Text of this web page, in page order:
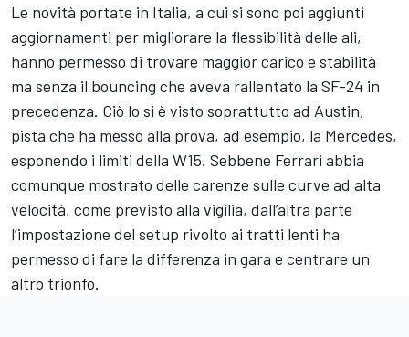
Le novità portate in Italia, a cui si sono poi aggiunti
aggiornamenti per migliorare la flessibilità delle ali,
hanno permesso di trovare maggior carico e stabilità
ma senza il bouncing che aveva rallentato la SF-24 in
precedenza. Ciò lo si è visto soprattutto ad Austin,
pista che ha messo alla prova, ad esempio, la Mercedes,
esponendo i limiti della W15. Sebbene Ferrari abbia
comunque mostrato delle carenze sulle curve ad alta
velocità, come previsto alla vigilia, dall’altra parte
l’impostazione del setup rivolto ai tratti lenti ha
permesso di fare la differenza in gara e centrare un
altro trionfo.